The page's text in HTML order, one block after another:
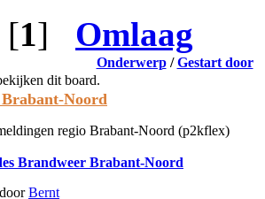
[1] Omlaag
Onderwerp/Gestart door
dit board.
Brabant-Noord
regio Brabant-Noord (p2kflex)
Brandweer Brabant-Noord
Bernt